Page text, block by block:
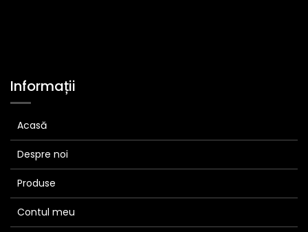
Informații
Acasă
Despre noi
Produse
Contul meu